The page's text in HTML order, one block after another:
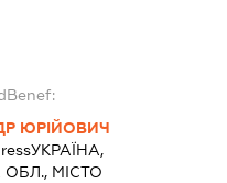
ЮРІЙОВИЧ
УКРАЇНА,
ОБЛ., МІСТО